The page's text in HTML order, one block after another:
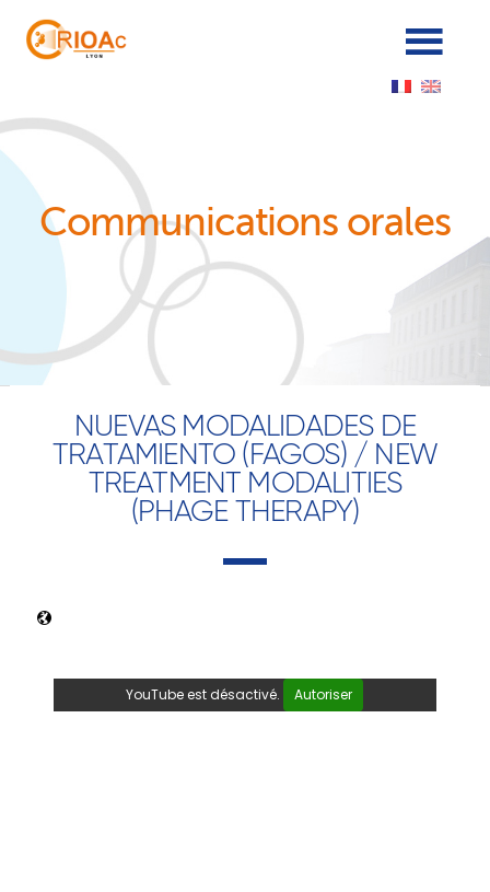
Communications orales
NUEVAS MODALIDADES DE
TRATAMIENTO (FAGOS) / NEW
TREATMENT MODALITIES
(PHAGE THERAPY)
YouTube est désactivé. Autoriser
Panneau de gestion des cookies